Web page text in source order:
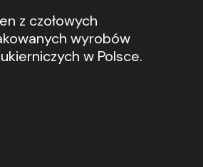
z czołowych
wyrobów
w Polsce.